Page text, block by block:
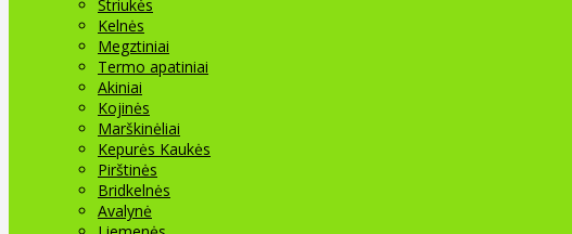
Striukės
Kelnės
Megztiniai
Termo apatiniai
Akiniai
Kojinės
Marškinėliai
Kepurės Kaukės
Pirštinės
Bridkelnės
Avalynė